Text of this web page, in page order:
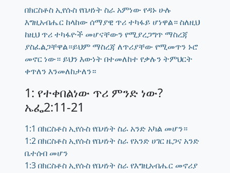
በክርስቶስ ኢየሱስ የቤዛነት ስራ አምነው የዳኑ ሁሉ
እግዚአብሔር ከላከው ሰማያዊ ጥሪ ተካፋይ ሆነዋል። ስለዚህ
ከዚህ ጥሪ ተካፋዮች መሆናቸውን የሚያረጋግጥ ማስረጃ
ያስፈልጋቸዋል።ይህም ማስረጃ ለጥሪያቸው የሚመጥን ኑሮ
መኖር ነው። ይህን እውነት በተመለከተ የቃሉን ትምህርት
ቀጥለን እንመለከታለን።
1: የተቀበልነው ጥሪ ምንድ ነው?
ኤፌ2:11-21
1:1 በክርስቶስ ኢየሱስ የቤዛነት ስራ አንድ አካል መሆን።
1:2 በክርስቶስ ኢየሱስ የቤዛነት ስራ የአንድ ሀገር ዜጋና አንድ
ቤተሰብ መሆን
1:3 በክርስቶስ ኢየሱስ የቤዛነት ስራ የእግዚአብሔር መኖሪያ